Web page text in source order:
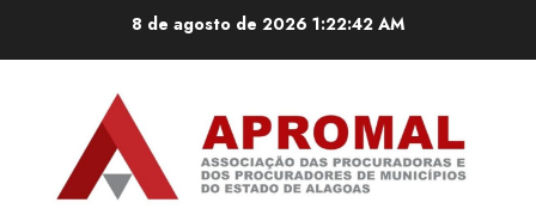
8 de agosto de 2026 1:22:42 AM